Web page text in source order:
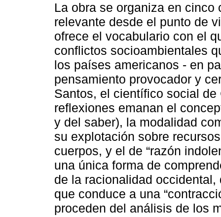
La obra se organiza en
relevante desde el punto de
ofrece el vocabulario con el
conflictos socioambientales
los países americanos - en
pensamiento provocador y
Santos, el científico social
reflexiones emanan el
y del saber), la modalidad
su explotación sobre
cuerpos, y el de “razón
una única forma de
de la racionalidad
que conduce a una
proceden del análisis de los